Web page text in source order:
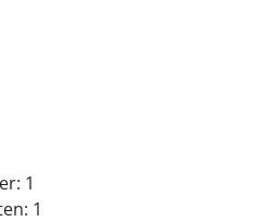
Durchlauf-Whirlpool für
1
1